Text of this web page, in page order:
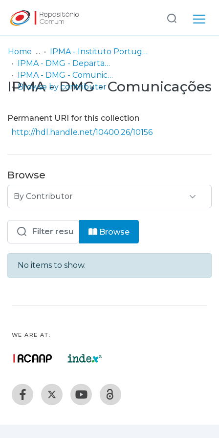
Communities
& Collections
Entities
Log
In
(current)
Home
IPMA - Instituto Português do Mar e da Atmosfera
IPMA - DMG - Departamento de Meteorologia e Geofísica
IPMA - DMG - Comunicações
Browse by contributor
IPMA - DMG - Comunicações
Permanent URI for this collection
http://hdl.handle.net/10400.26/10156
Browse
Browsing IPMA - DMG -
Browse
No items to show.
WE ARE AT: